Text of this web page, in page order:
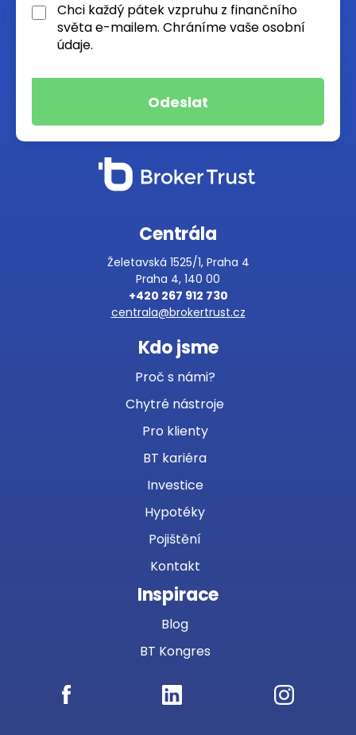
Chci každý pátek vzpruhu z finančního
světa e-mailem. Chráníme vaše osobní
údaje.
Centrála
Želetavská 1525/1, Praha 4
Praha 4, 140 00
+420 267 912 730
centrala@brokertrust.cz
Kdo jsme
Proč s námi?
Chytré nástroje
Pro klienty
BT kariéra
Investice
Hypotéky
Pojištění
Kontakt
Inspirace
Blog
BT Kongres